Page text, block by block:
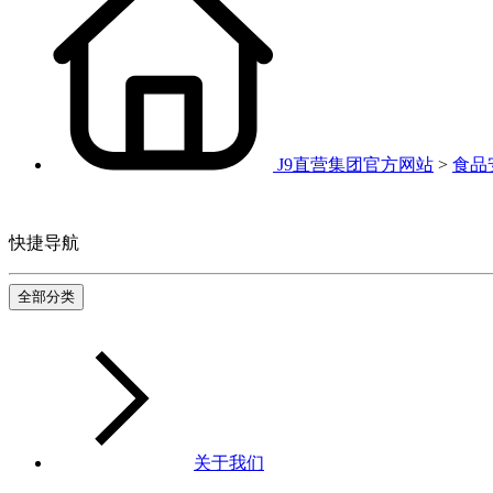
J9直营集团官方网站 > 食品
快捷导航
全部分类
关于我们